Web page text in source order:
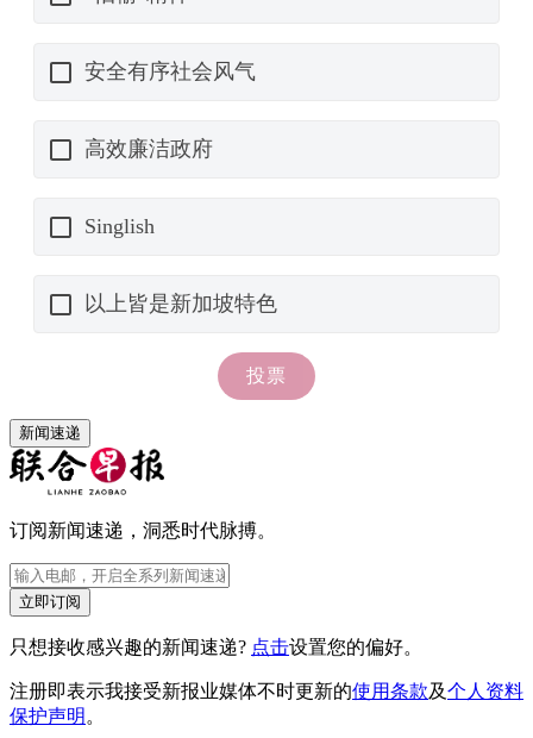
新闻速递
订阅新闻速递，洞悉时代脉搏。
立即订阅
只想接收感兴趣的新闻速递? 点击设置您的偏好。
注册即表示我接受新报业媒体不时更新的使用条款及个人资料
保护声明 。